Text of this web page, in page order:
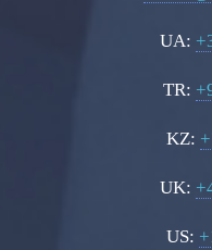
UA:
TR:
KZ:
UK:
US: